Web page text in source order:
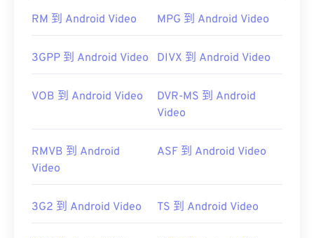
https://en.wikipedia.org/wiki/Mpv_(media_player)
RM 到 Android Video MPG 到 Android Video
3GPP 到 Android Video DIVX 到 Android Video
VOB 到 Android Video
DVR-MS 到 Android
Video
RMVB 到 Android
Video
ASF 到 Android Video
3G2 到 Android Video TS 到 Android Video